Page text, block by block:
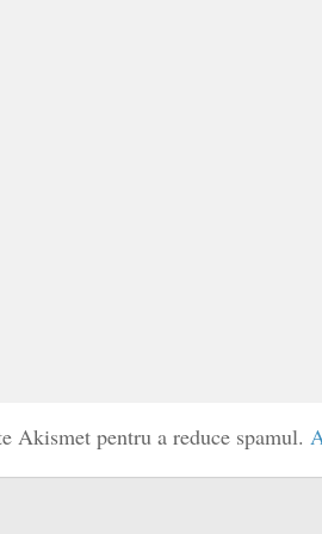
Akismet pentru a reduce spamul.